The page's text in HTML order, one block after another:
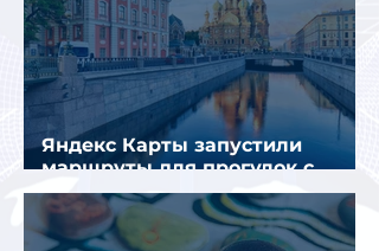
Яндекс Карты запустили
маршруты для прогулок с
описанием и аудиогидом